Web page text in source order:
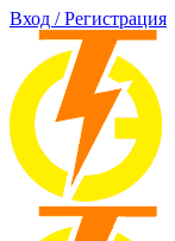
Вход / Регистрация